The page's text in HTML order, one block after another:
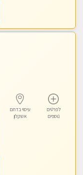
לפרטים
נוספים
עיסוי בדרום
אשקלון